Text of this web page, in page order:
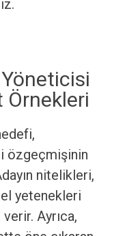
Örnekleri
özgeçmişinin
nitelikleri,
yetenekleri
Ayrıca,